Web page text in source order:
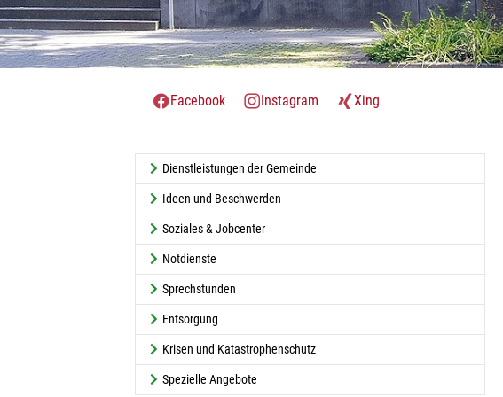
Facebook Instagram Xing
Dienstleistungen der Gemeinde
Ideen und Beschwerden
Soziales & Jobcenter
Notdienste
Sprechstunden
Entsorgung
Krisen und Katastrophenschutz
Spezielle Angebote